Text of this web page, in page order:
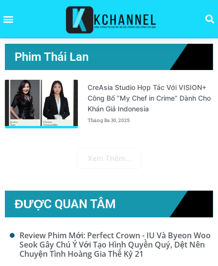
Phim Thái Lan
CreAsia Studio Hợp Tác Với VISION+
Công Bố “My Chef in Crime” Dành Cho
Khán Giả Indonesia
Tháng Ba 30, 2025
Xem Thêm...
ĐƯỢC QUAN TÂM
Review Phim Mới: Perfect Crown - IU Và Byeon Woo
Seok Gây Chú Ý Với Tạo Hình Quyền Quý, Dệt Nên
Chuyện Tình Hoàng Gia Thế Kỷ 21